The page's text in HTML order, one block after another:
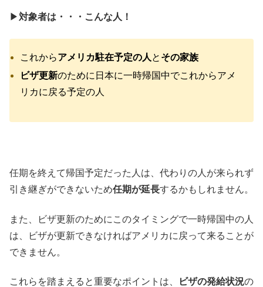
▶︎対象者は・・・こんな人！
これからアメリカ駐在予定の人 と その家族
ビザ更新のために日本に一時帰国中でこれからアメ
リカに戻る予定の人
任期を終えて帰国予定だった人は、代わりの人が来られず
引き継ぎができないため任期が延長するかもしれません。
また、ビザ更新のためにこのタイミングで一時帰国中の人
は、ビザが更新できなければアメリカに戻って来ることが
できません。
これらを踏まえると重要なポイントは、 ビザの発給状況の